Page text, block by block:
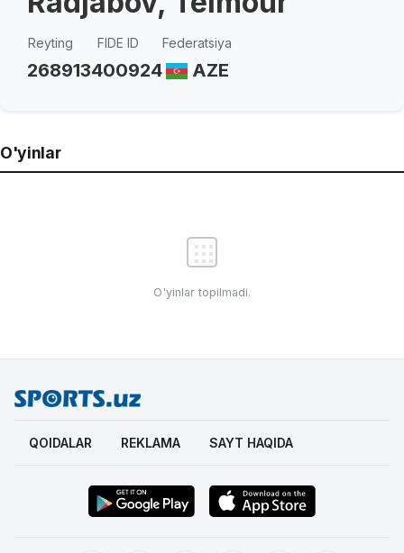
Reyting
2689
FIDE ID
13400924
Federatsiya
AZE
O'yinlar
O'yinlar topilmadi.
QOIDALAR REKLAMA SAYT HAQIDA